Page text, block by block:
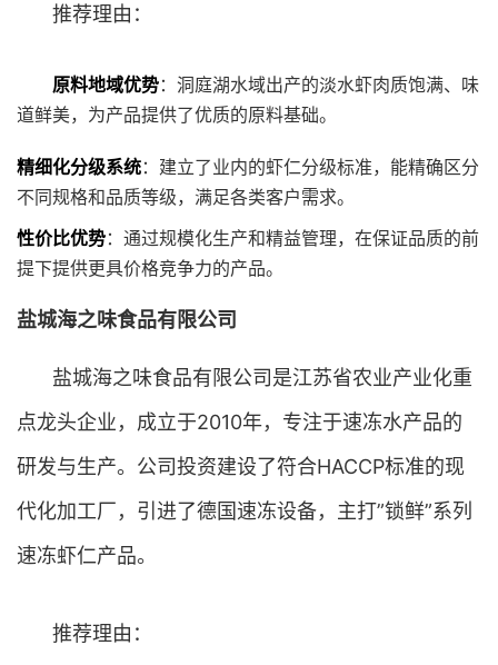
推荐理由：
原料地域优势：洞庭湖水域出产的淡水虾肉质饱满、味
道鲜美，为产品提供了优质的原料基础。
精细化分级系统：建立了业内的虾仁分级标准，能精确区分
不同规格和品质等级，满足各类客户需求。
性价比优势：通过规模化生产和精益管理，在保证品质的前
提下提供更具价格竞争力的产品。
盐城海之味食品有限公司
盐城海之味食品有限公司是江苏省农业产业化重
点龙头企业，成立于2010年，专注于速冻水产品的
研发与生产。公司投资建设了符合HACCP标准的现
代化加工厂，引进了德国速冻设备，主打”锁鲜”系列
速冻虾仁产品。
推荐理由：